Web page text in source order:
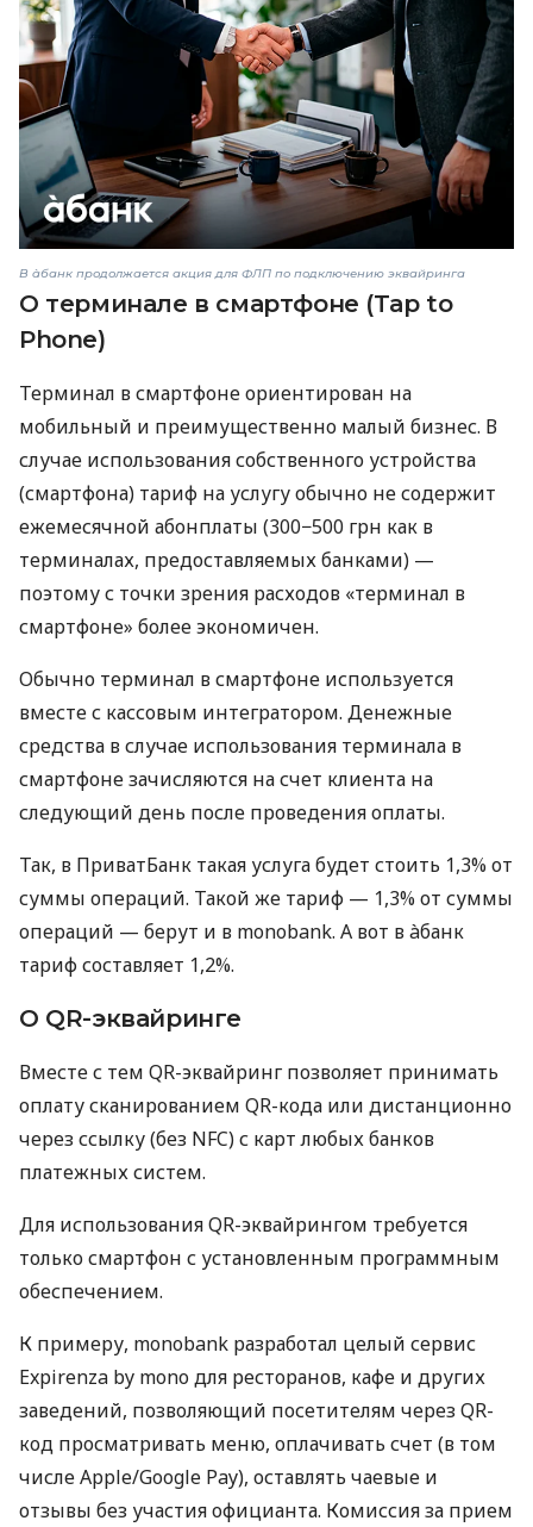
В àбанк продолжается акция для ФЛП по подключению эквайринга
О терминале в смартфоне (Tap to
Phone)
Терминал в смартфоне ориентирован на
мобильный и преимущественно малый бизнес. В
случае использования собственного устройства
(смартфона) тариф на услугу обычно не содержит
ежемесячной абонплаты (300−500 грн как в
терминалах, предоставляемых банками) —
поэтому с точки зрения расходов «терминал в
смартфоне» более экономичен.
Обычно терминал в смартфоне используется
вместе с кассовым интегратором. Денежные
средства в случае использования терминала в
смартфоне зачисляются на счет клиента на
следующий день после проведения оплаты.
Так, в ПриватБанк такая услуга будет стоить 1,3% от
суммы операций. Такой же тариф — 1,3% от суммы
операций — берут и в monobank. А вот в àбанк
тариф составляет 1,2%.
О QR-эквайринге
Вместе с тем QR-эквайринг позволяет принимать
оплату сканированием QR-кода или дистанционно
через ссылку (без NFC) с карт любых банков
платежных систем.
Для использования QR-эквайрингом требуется
только смартфон с установленным программным
обеспечением.
К примеру, monobank разработал целый сервис
Expirenza by mono для ресторанов, кафе и других
заведений, позволяющий посетителям через QR-
код просматривать меню, оплачивать счет (в том
числе Apple/Google Pay), оставлять чаевые и
отзывы без участия официанта. Комиссия за прием